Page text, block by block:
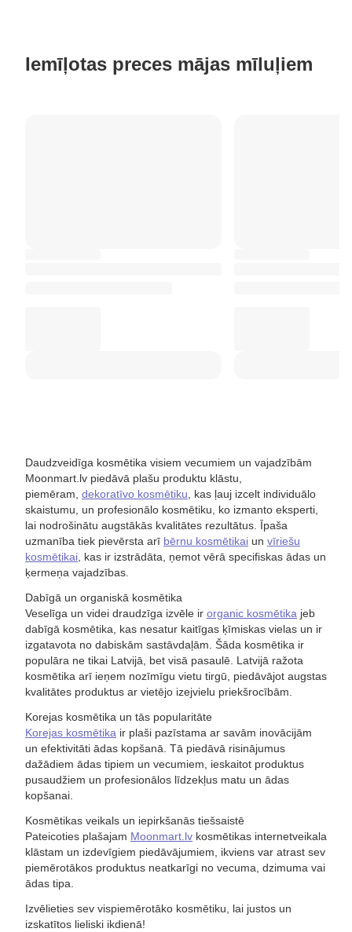
Iemīļotas preces mājas mīluļiem
Daudzveidīga kosmētika visiem vecumiem un vajadzībām
Moonmart.lv piedāvā plašu produktu klāstu,
piemēram, dekoratīvo kosmētiku , kas ļauj izcelt individuālo
skaistumu, un profesionālo kosmētiku, ko izmanto eksperti,
lai nodrošinātu augstākās kvalitātes rezultātus. Īpaša
uzmanība tiek pievērsta arī bērnu kosmētikai un vīriešu
kosmētikai , kas ir izstrādāta, ņemot vērā specifiskas ādas un
ķermeņa vajadzības.
Dabīgā un organiskā kosmētika
Veselīga un videi draudzīga izvēle ir organic kosmētika jeb
dabīgā kosmētika, kas nesatur kaitīgas ķīmiskas vielas un ir
izgatavota no dabiskām sastāvdaļām. Šāda kosmētika ir
populāra ne tikai Latvijā, bet visā pasaulē. Latvijā ražota
kosmētika arī ieņem nozīmīgu vietu tirgū, piedāvājot augstas
kvalitātes produktus ar vietējo izejvielu priekšrocībām.
Korejas kosmētika un tās popularitāte
Korejas kosmētika ir plaši pazīstama ar savām inovācijām
un efektivitāti ādas kopšanā. Tā piedāvā risinājumus
dažādiem ādas tipiem un vecumiem, ieskaitot produktus
pusaudžiem un profesionālos līdzekļus matu un ādas
kopšanai.
Kosmētikas veikals un iepirkšanās tiešsaistē
Pateicoties plašajam Moonmart.lv kosmētikas internetveikala
klāstam un izdevīgiem piedāvājumiem, ikviens var atrast sev
piemērotākos produktus neatkarīgi no vecuma, dzimuma vai
ādas tipa.
Izvēlieties sev vispiemērotāko kosmētiku, lai justos un
izskatītos lieliski ikdienā!